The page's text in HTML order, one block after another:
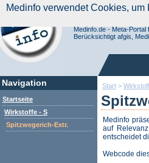
Start >
Medinfo
auf
entscheidet
Webcode
Navigation
Startseite
Wirkstoffe - S
Spitzwegerich-Extr.
Suchen Sie noch oder
Medinfo.de - Meta-
Berücksichtigt afgis,
Medinfo verwendet Cookies,